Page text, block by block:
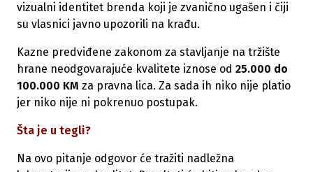
vizualni identitet brenda koji je zvanično ugašen i čiji
su vlasnici javno upozorili na krađu.
Kazne predviđene zakonom za stavljanje na tržište
hrane neodgovarajuće kvalitete iznose od 25.000 do
100.000 KM za pravna lica. Za sada ih niko nije platio
jer niko nije ni pokrenuo postupak.
Šta je u tegli?
Na ovo pitanje odgovor će tražiti nadležna